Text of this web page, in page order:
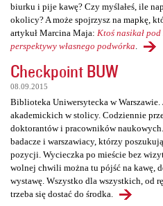
biurku i pije kawę? Czy myślałeś, ile
okolicy? A może spojrzysz na mapkę,
artykuł Marcina Maja: Ktoś nasikał
perspektywy własnego podwórka
Checkpoint BUW
08.09.2015
Biblioteka Uniwersytecka w
akademickich w stolicy. Codziennie
doktorantów i pracowników
badacze i warszawiacy, którzy
pozycji. Wycieczka po mieście bez
wolnej chwili można tu pójść na kawę,
wystawę. Wszystko dla wszystkich, od
trzeba się dostać do środka.